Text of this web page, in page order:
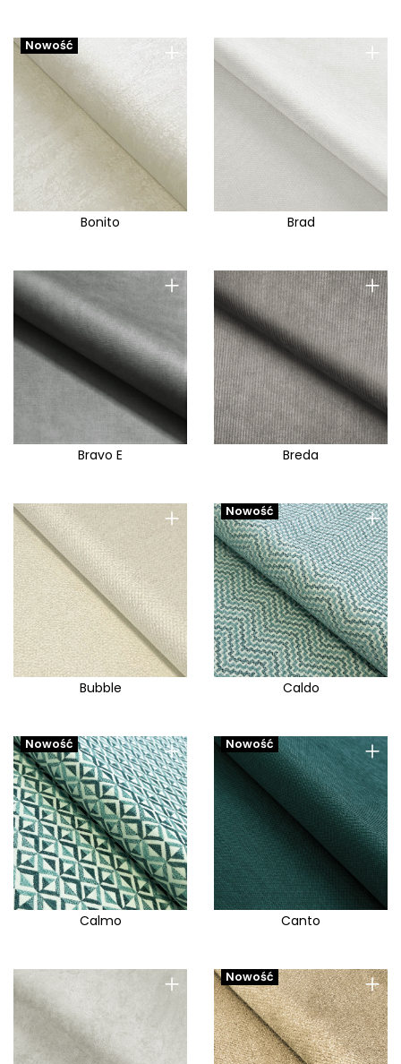
+
Nowość
Bonito
+
Brad
+
Bravo E
+
Breda
+
Bubble
+
Nowość
Caldo
+
Nowość
Calmo
+
Nowość
Canto
+ +
Nowość